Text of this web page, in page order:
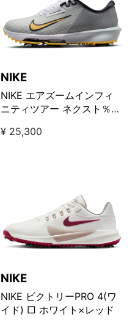
NIKE
NIKE エアズームインフィ
ニティツアー ネクスト％
エロー
¥ 25,300
NIKE
NIKE ビクトリーPRO 4(ワ
イド) □ ホワイト×レッド